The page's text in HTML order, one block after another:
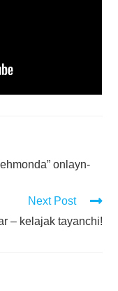
onlayn-
Next Post
– kelajak tayanchi!